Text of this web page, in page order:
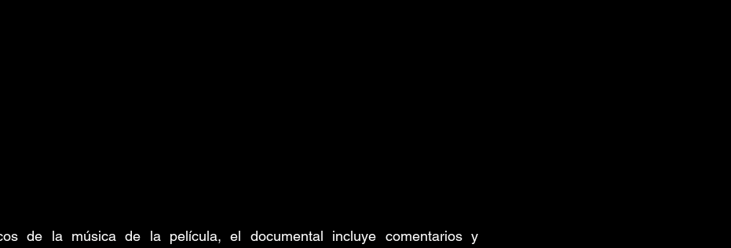
de la música de la película, el documental incluye comentarios y